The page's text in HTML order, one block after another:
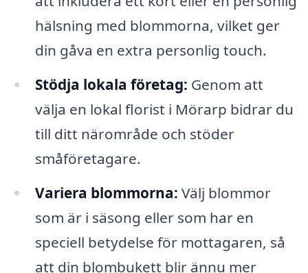
hälsning med blommorna, vilket ger
din gåva en extra personlig touch.
Stödja lokala företag: Genom att
välja en lokal florist i Mörarp bidrar du
till ditt närområde och stöder
småföretagare.
Variera blommorna: Välj blommor
som är i säsong eller som har en
speciell betydelse för mottagaren, så
att din blombukett blir ännu mer